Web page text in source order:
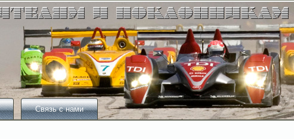
Связь с нами